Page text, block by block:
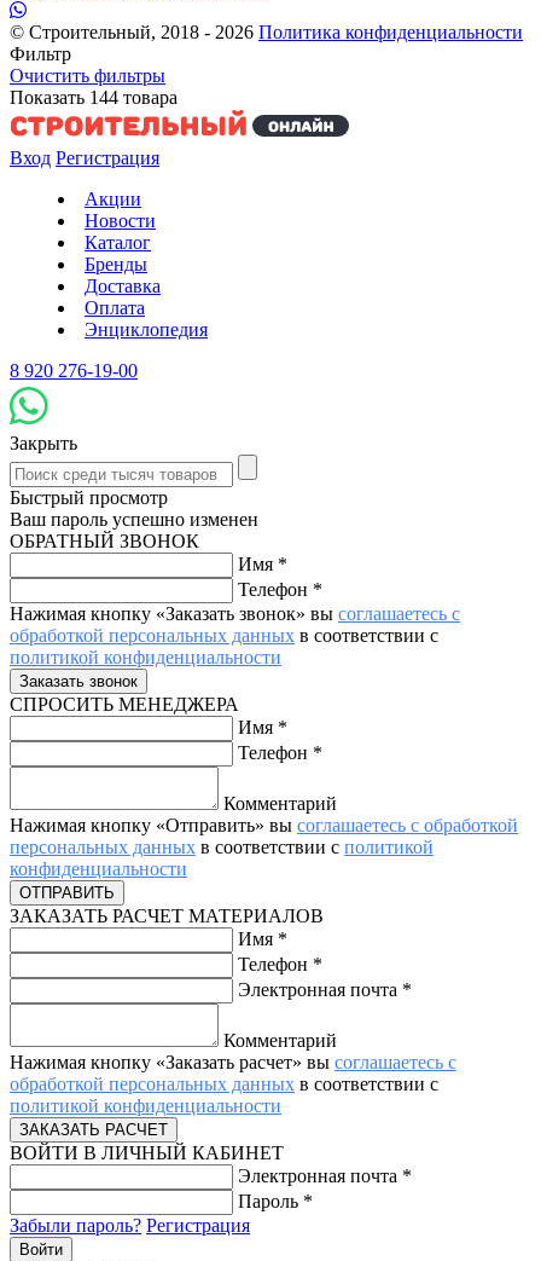
© Строительный, 2018 - 2026 Политика конфиденциальности
Фильтр
Очистить фильтры
Показать 144 товара
Вход Регистрация
Акции
Новости
Каталог
Бренды
Доставка
Оплата
Энциклопедия
8 920 276-19-00
Закрыть
Быстрый просмотр
Ваш пароль успешно изменен
ОБРАТНЫЙ ЗВОНОК
Имя *
Телефон *
Нажимая кнопку «Заказать звонок» вы соглашаетесь с
обработкой персональных данных в соответствии с
политикой конфиденциальности
СПРОСИТЬ МЕНЕДЖЕРА
Имя *
Телефон *
Комментарий
Нажимая кнопку «Отправить» вы соглашаетесь с обработкой
персональных данных в соответствии с политикой
конфиденциальности
ЗАКАЗАТЬ РАСЧЕТ МАТЕРИАЛОВ
Имя *
Телефон *
Электронная почта *
Комментарий
Нажимая кнопку «Заказать расчет» вы соглашаетесь с
обработкой персональных данных в соответствии с
политикой конфиденциальности
ВОЙТИ В ЛИЧНЫЙ КАБИНЕТ
Электронная почта *
Пароль *
Забыли пароль? Регистрация